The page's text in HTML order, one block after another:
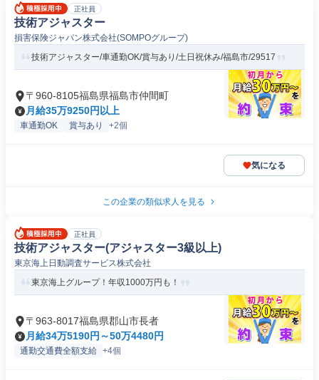
正社員
技術アジャスター
損害保険ジャパン株式会社(SOMPOグループ)
技術アジャスター/車通勤OK/賞与あり/土日祝休み/福島市/29517
〒960-8105福島県福島市仲間町
月給35万9250円以上
車通勤OK 賞与あり +2個
気になる
この企業の類似求人を見る
正社員
技術アジャスター(アジャスター3級以上)
東京海上日動調査サービス株式会社
東京海上グループ！年収1000万円も！
〒963-8017福島県郡山市長者
月給34万5190円～50万4480円
通勤交通費全額支給 +4個